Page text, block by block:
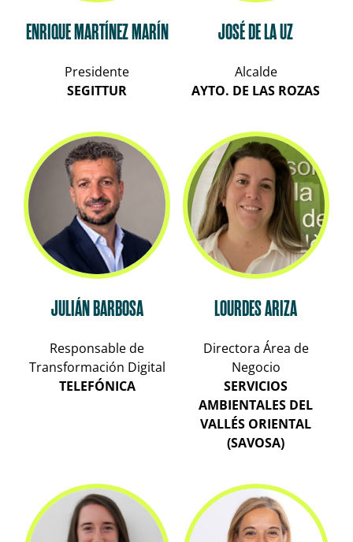
ENRIQUE MARTÍNEZ MARÍN
Presidente
SEGITTUR
JOSÉ DE LA UZ
Alcalde
AYTO. DE LAS ROZAS
JULIÁN BARBOSA
Responsable de
Transformación Digital
TELEFÓNICA
LOURDES ARIZA
Directora Área de
Negocio
SERVICIOS
AMBIENTALES DEL
VALLÉS ORIENTAL
(SAVOSA)